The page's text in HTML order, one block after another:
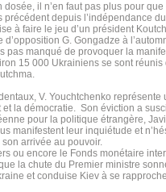
il n’en faut pas plus pour
depuis l’indépendance
à faire le jeu d’un président
G. Gongadze à
pas manqué de provoquer la
15 000 Ukrainiens se sont
V. Youchtchenko
et la démocratie. Son éviction a
pour la politique étrangère,
manifestent leur inquiétude et
arrivée au pouvoir.
ou encore le Fonds monétaire
la chute du Premier ministre
et conduise Kiev à se